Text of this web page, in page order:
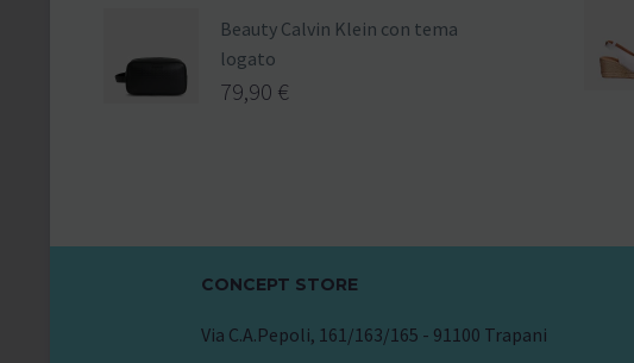
Beauty Calvin Klein con tema
logato
79,90 €
CONCEPT STORE
Via C.A.Pepoli, 161/163/165 - 91100 Trapani